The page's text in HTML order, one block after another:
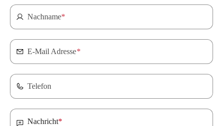
Nachname*
E-Mail Adresse*
Telefon
Nachricht*